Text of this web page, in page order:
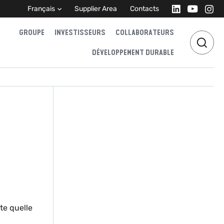
Français Supplier Area Contacts
GROUPE INVESTISSEURS COLLABORATEURS
DÉVELOPPEMENT DURABLE
quelle